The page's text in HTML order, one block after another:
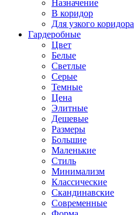
Назначение
В коридор
Для узкого коридора
Гардеробные
Цвет
Белые
Светлые
Серые
Темные
Цена
Элитные
Дешевые
Размеры
Большие
Маленькие
Стиль
Минимализм
Классические
Скандинавские
Современные